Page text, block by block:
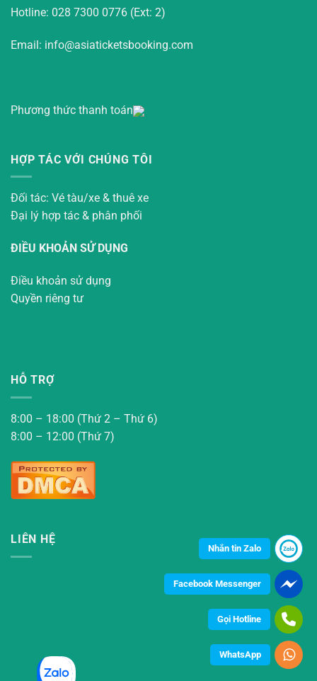
Hotline: 028 7300 0776 (Ext: 2)
Email: info@asiaticketsbooking.com
Phương thức thanh toán
HỢP TÁC VỚI CHÚNG TÔI
Đối tác: Vé tàu/xe & thuê xe
Đại lý hợp tác & phân phối
ĐIỀU KHOẢN SỬ DỤNG
Điều khoản sử dụng
Quyền riêng tư
HỖ TRỢ
8:00 – 18:00 (Thứ 2 – Thứ 6)
8:00 – 12:00 (Thứ 7)
LIÊN HỆ
Nhắn tin Zalo
Facebook Messenger
Gọi Hotline
WhatsApp